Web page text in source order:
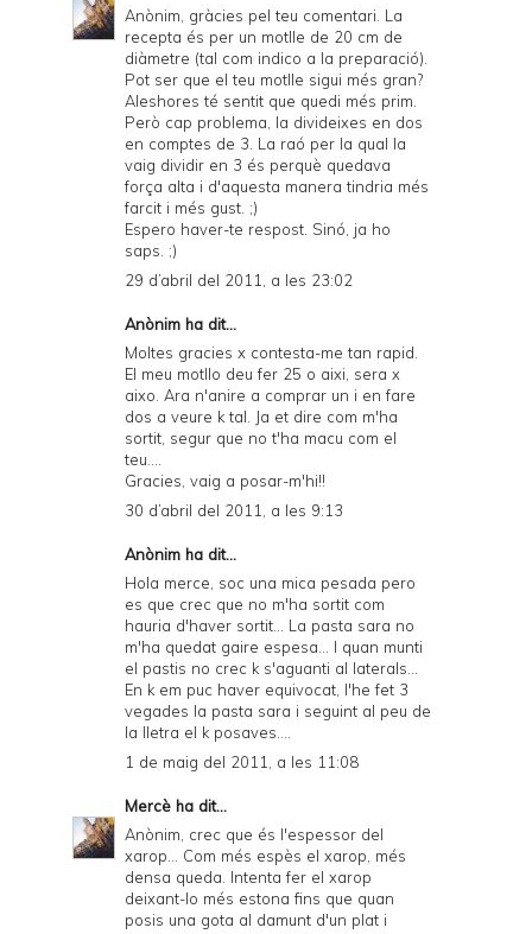
Anònim, gràcies pel teu comentari. La
recepta és per un motlle de 20 cm de
diàmetre (tal com indico a la preparació).
Pot ser que el teu motlle sigui més gran?
Aleshores té sentit que quedi més prim.
Però cap problema, la divideixes en dos
en comptes de 3. La raó per la qual la
vaig dividir en 3 és perquè quedava
força alta i d'aquesta manera tindria més
farcit i més gust. ;)
Espero haver-te respost. Sinó, ja ho
saps. ;)
29 d’abril del 2011, a les 23:02
Anònim ha dit...
Moltes gracies x contesta-me tan rapid.
El meu motllo deu fer 25 o aixi, sera x
aixo. Ara n'anire a comprar un i en fare
dos a veure k tal. Ja et dire com m'ha
sortit, segur que no t'ha macu com el
teu....
Gracies, vaig a posar-m'hi!!
30 d’abril del 2011, a les 9:13
Anònim ha dit...
Hola merce, soc una mica pesada pero
es que crec que no m'ha sortit com
hauria d'haver sortit... La pasta sara no
m'ha quedat gaire espesa... I quan munti
el pastis no crec k s'aguanti al laterals...
En k em puc haver equivocat, l'he fet 3
vegades la pasta sara i seguint al peu de
la lletra el k posaves....
1 de maig del 2011, a les 11:08
Mercè ha dit...
Anònim, crec que és l'espessor del
xarop... Com més espès el xarop, més
densa queda. Intenta fer el xarop
deixant-lo més estona fins que quan
posis una gota al damunt d'un plat i